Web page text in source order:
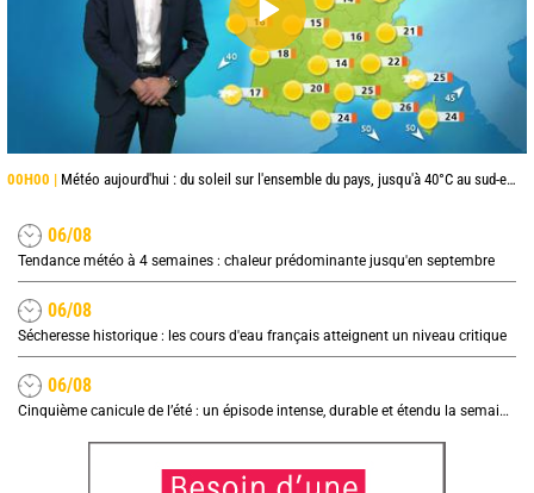
00H00 | Météo aujourd'hui : du soleil sur l'ensemble du pays, jusqu'à 40°C au sud-est
06/08
Tendance météo à 4 semaines : chaleur prédominante jusqu'en septembre
06/08
Sécheresse historique : les cours d'eau français atteignent un niveau critique
06/08
Cinquième canicule de l’été : un épisode intense, durable et étendu la semaine prochaine